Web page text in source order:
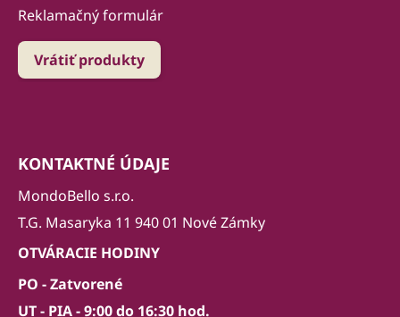
Reklamačný formulár
Vrátiť produkty
KONTAKTNÉ ÚDAJE
MondoBello s.r.o.
T.G. Masaryka 11 940 01 Nové Zámky
OTVÁRACIE HODINY
PO - Zatvorené
UT - PIA - 9:00 do 16:30 hod.